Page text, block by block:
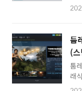
익
마
점
보
모
는
다.
2
을
싶
레
툼
(
툼
래
에